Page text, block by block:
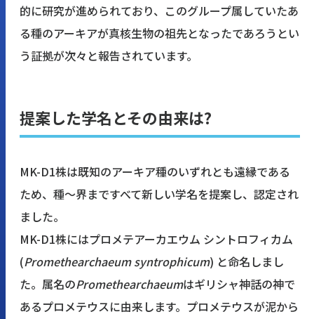
的に研究が進められており、このグループ属していたあ
る種のアーキアが真核生物の祖先となったであろうとい
う証拠が次々と報告されています。
提案した学名とその由来は?
MK-D1株は既知のアーキア種のいずれとも遠縁である
ため、種〜界まですべて新しい学名を提案し、認定され
ました。
MK-D1株にはプロメテアーカエウム シントロフィカム
(Promethearchaeum syntrophicum) と命名しまし
た。属名のPromethearchaeumはギリシャ神話の神で
あるプロメテウスに由来します。プロメテウスが泥から